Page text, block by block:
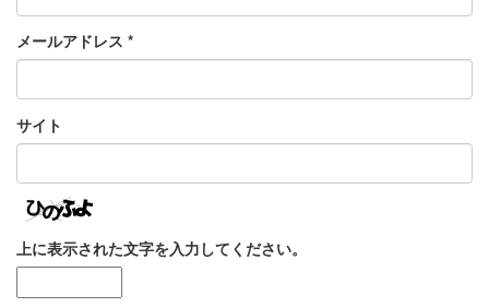
メールアドレス *
サイト
上に表示された文字を入力してください。